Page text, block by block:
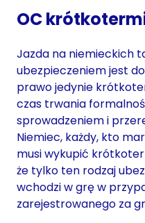
OC
Jazda na niemieckich
ubezpieczeniem jest
prawo jedynie
czas trwania
sprowadzeniem i
Niemiec, każdy, kto
musi wykupić
że tylko ten rodzaj
wchodzi w grę w
zarejestrowanego za